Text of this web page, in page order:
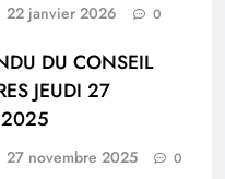
22 janvier 2026 0
DU CONSEIL
JEUDI 27
2025
27 novembre 2025 0